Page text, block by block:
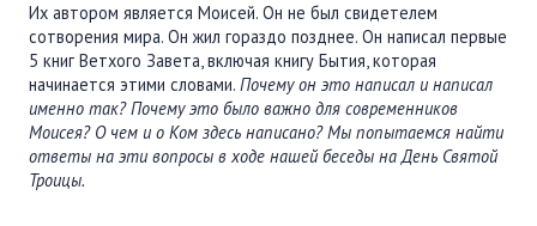
Их автором является Моисей. Он не был свидетелем
сотворения мира. Он жил гораздо позднее. Он написал первые
5 книг Ветхого Завета, включая книгу Бытия, которая
начинается этими словами. Почему он это написал и написал
именно так? Почему это было важно для современников
Моисея? О чем и о Ком здесь написано? Мы попытаемся найти
ответы на эти вопросы в ходе нашей беседы на День Святой
Троицы.